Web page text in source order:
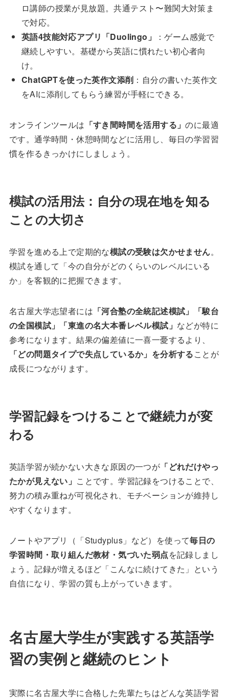
ロ講師の授業が見放題。共通テスト〜難関大対策ま
で対応。
英語4技能対応アプリ「Duolingo」
：ゲーム感覚で
継続しやすい。基礎から英語に慣れたい初心者向
け。
ChatGPTを使った英作文添削 ：自分の書いた英作文
をAIに添削してもらう練習が手軽にできる。
オンラインツールは 「すき間時間を活用する」のに最適
です。通学時間・休憩時間などに活用し、毎日の学習習
慣を作るきっかけにしましょう。
模試の活用法：自分の現在地を知る
ことの大切さ
学習を進める上で定期的な模試の受験は欠かせません。
模試を通して「今の自分がどのくらいのレベルにいる
か」を客観的に把握できます。
名古屋大学志望者には 「河合塾の全統記述模試」「駿台
の全国模試」「東進の名大本番レベル模試」 などが特に
参考になります。結果の偏差値に一喜一憂するより、
「どの問題タイプで失点しているか」を分析することが
成長につながります。
学習記録をつけることで継続力が変
わる
英語学習が続かない大きな原因の一つが 「どれだけやっ
たかが見えない」 ことです。学習記録をつけることで、
努力の積み重ねが可視化され、モチベーションが維持し
やすくなります。
ノートやアプリ（「Studyplus」など）を使って毎日の
学習時間・取り組んだ教材・気づいた弱点を記録しまし
ょう。記録が増えるほど「こんなに続けてきた」という
自信になり、学習の質も上がっていきます。
名古屋大学生が実践する英語学
習の実例と継続のヒント
実際に名古屋大学に合格した先輩たちはどんな英語学習